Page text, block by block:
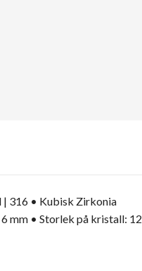
316 • Kubisk Zirkonia
mm • Storlek på kristall: